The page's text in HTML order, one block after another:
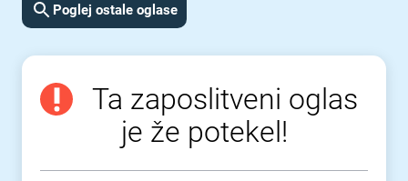
Poglej ostale oglase
Ta zaposlitveni oglas
je že potekel!